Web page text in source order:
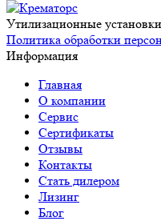
Утилизационные
Политика обработки
Информация
Главная
О компании
Сервис
Сертификаты
Отзывы
Контакты
Стать дилером
Лизинг
Блог